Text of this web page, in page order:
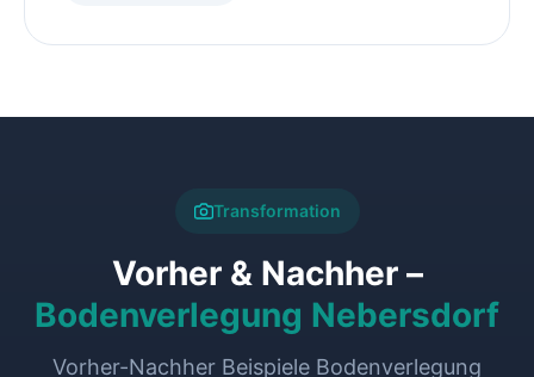
Transformation
Vorher & Nachher –
Bodenverlegung Nebersdorf
Vorher-Nachher Beispiele Bodenverlegung